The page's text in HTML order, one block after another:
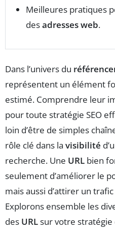
Meilleures pratiques
desadresses web.
Dans l’univers du
représentent un élément
estimé. Comprendre leur
pour toute stratégie SEO
loin d’être de simples
rôle clé dans la visibilité
recherche. Une URL bien
seulement d’améliorer le
mais aussi d’attirer un
Explorons ensemble les
des URLsur votre